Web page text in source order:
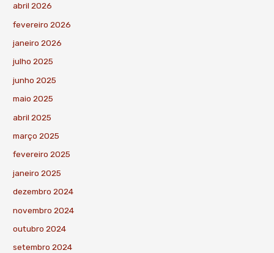
abril 2026
fevereiro 2026
janeiro 2026
julho 2025
junho 2025
maio 2025
abril 2025
março 2025
fevereiro 2025
janeiro 2025
dezembro 2024
novembro 2024
outubro 2024
setembro 2024